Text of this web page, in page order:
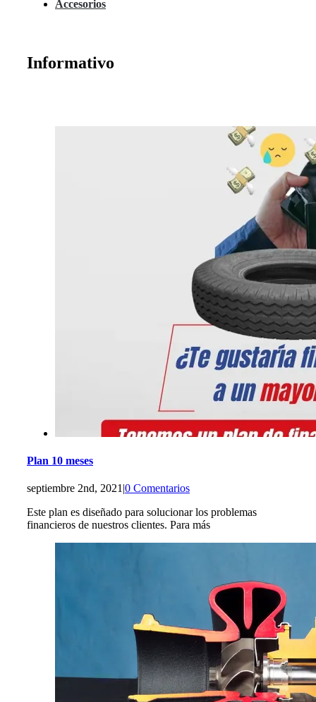
Accesorios
Informativo
Plan 10 meses
septiembre 2nd, 2021 |0 Comentarios
Este plan es diseñado para solucionar los problemas
financieros de nuestros clientes. Para más